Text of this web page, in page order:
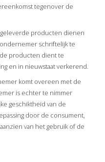
tegenover de
producten dienen
schriftelijk te
producten dient te
en in nieuwstaat verkerend.
komt overeen met de
is echter te nimmer
geschiktheid van de
door de consument,
van het gebruik of de